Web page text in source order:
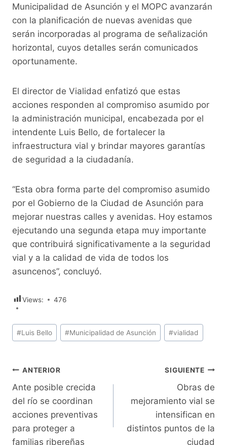
Municipalidad de Asunción y el MOPC avanzarán
con la planificación de nuevas avenidas que
serán incorporadas al programa de señalización
horizontal, cuyos detalles serán comunicados
oportunamente.
El director de Vialidad enfatizó que estas
acciones responden al compromiso asumido por
la administración municipal, encabezada por el
intendente Luis Bello, de fortalecer la
infraestructura vial y brindar mayores garantías
de seguridad a la ciudadanía.
“Esta obra forma parte del compromiso asumido
por el Gobierno de la Ciudad de Asunción para
mejorar nuestras calles y avenidas. Hoy estamos
ejecutando una segunda etapa muy importante
que contribuirá significativamente a la seguridad
vial y a la calidad de vida de todos los
asuncenos”, concluyó.
Views: 476
Etiquetas
de
entrada:
#Luis Bello #Municipalidad de Asunción #vialidad
Navegación
de
entradas
ANTERIOR
Ante posible crecida
del río se coordinan
acciones preventivas
para proteger a
familias ribereñas
SIGUIENTE
Obras de
mejoramiento vial se
intensifican en
distintos puntos de la
ciudad